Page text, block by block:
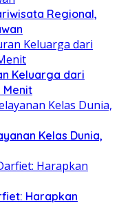
Regional,
Keluarga dari
Menit
Kelas Dunia,
Harapkan